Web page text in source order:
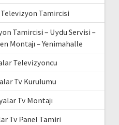
Televizyon Tamircisi
Tamircisi – Uydu Servisi –
Montajı – Yenimahalle
Televizyoncu
Tv Kurulumu
Tv Montajı
Tv Panel Tamiri